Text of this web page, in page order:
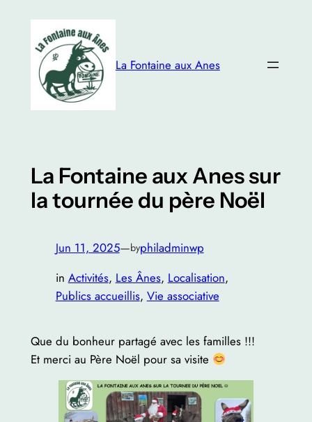
content
La Fontaine aux Anes
La Fontaine aux Anes sur
la tournée du père Noël
Jun 11, 2025—byphiladminwp
in Activités, Les Ânes, Localisation
Publics accueillis, Vie associative
Que du bonheur partagé avec les familles !!!
Et merci au Père Noël pour sa visite